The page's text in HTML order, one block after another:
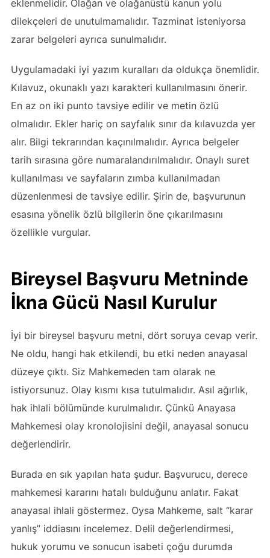
eklenmelidir. Olağan ve olağanüstü kanun yolu
dilekçeleri de unutulmamalıdır. Tazminat isteniyorsa
zarar belgeleri ayrıca sunulmalıdır.
Uygulamadaki iyi yazım kuralları da oldukça önemlidir.
Kılavuz, okunaklı yazı karakteri kullanılmasını önerir.
En az on iki punto tavsiye edilir ve metin özlü
olmalıdır. Ekler hariç on sayfalık sınır da kılavuzda yer
alır. Bilgi tekrarından kaçınılmalıdır. Ayrıca belgeler
tarih sırasına göre numaralandırılmalıdır. Onaylı suret
kullanılması ve sayfaların zımba kullanılmadan
düzenlenmesi de tavsiye edilir. Şirin de, başvurunun
esasına yönelik özlü bilgilerin öne çıkarılmasını
özellikle vurgular.
Bireysel Başvuru Metninde
İkna Gücü Nasıl Kurulur
İyi bir bireysel başvuru metni, dört soruya cevap verir.
Ne oldu, hangi hak etkilendi, bu etki neden anayasal
düzeye çıktı. Siz Mahkemeden tam olarak ne
istiyorsunuz. Olay kısmı kısa tutulmalıdır. Asıl ağırlık,
hak ihlali bölümünde kurulmalıdır. Çünkü Anayasa
Mahkemesi olay kronolojisini değil, anayasal sonucu
değerlendirir.
Burada en sık yapılan hata şudur. Başvurucu, derece
mahkemesi kararını hatalı bulduğunu anlatır. Fakat
anayasal ihlali göstermez. Oysa Mahkeme, salt “karar
yanlış” iddiasını incelemez. Delil değerlendirmesi,
hukuk yorumu ve sonucun isabeti çoğu durumda